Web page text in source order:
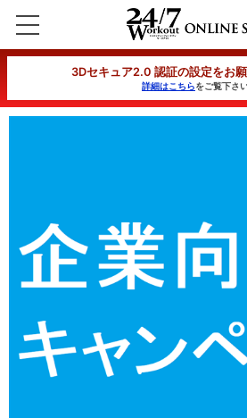
【企業CP】SPボディーデザインコース 2カ月コース 分割1
3Dセキュア2.0 認証の設定をお願
詳細はこちらをご覧下さい